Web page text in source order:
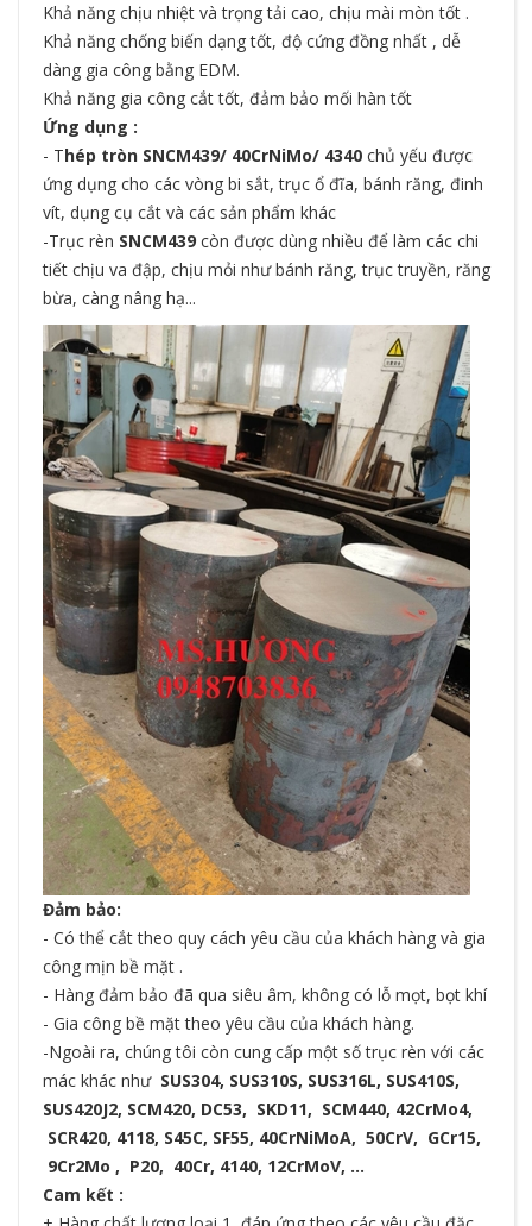
Khả năng chịu nhiệt và trọng tải cao, chịu mài mòn tốt .
Khả năng chống biến dạng tốt, độ cứng đồng nhất , dễ
dàng gia công bằng EDM.
Khả năng gia công cắt tốt, đảm bảo mối hàn tốt
Ứng dụng :
- Thép tròn SNCM439/ 40CrNiMo/ 4340 chủ yếu được
ứng dụng cho các vòng bi sắt, trục ổ đĩa, bánh răng, đinh
vít, dụng cụ cắt và các sản phẩm khác
-Trục rèn SNCM439 còn được dùng nhiều để làm các chi
tiết chịu va đập, chịu mỏi như bánh răng, trục truyền, răng
bừa, càng nâng hạ...
Đảm bảo:
- Có thể cắt theo quy cách yêu cầu của khách hàng và gia
công mịn bề mặt .
- Hàng đảm bảo đã qua siêu âm, không có lỗ mọt, bọt khí
- Gia công bề mặt theo yêu cầu của khách hàng.
-Ngoài ra, chúng tôi còn cung cấp một số trục rèn với các
mác khác như SUS304, SUS310S, SUS316L, SUS410S,
SUS420J2, SCM420, DC53, SKD11, SCM440, 42CrMo4,
SCR420, 4118, S45C, SF55, 40CrNiMoA, 50CrV, GCr15,
9Cr2Mo , P20, 40Cr, 4140, 12CrMoV, …
Cam kết :